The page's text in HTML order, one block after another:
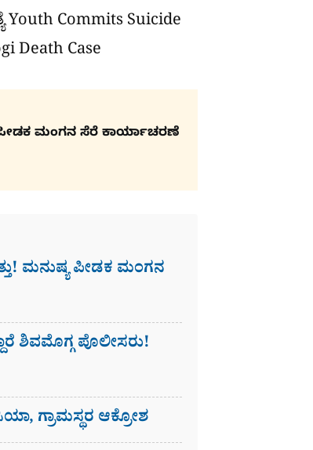
Commits Suicide
Death Case
ಮಂಗನ ಸೆರೆ ಕಾರ್ಯಾಚರಣೆ
ಮನುಷ್ಯ ಪೀಡಕ ಮಂಗನ
ಶಿವಮೊಗ್ಗ ಪೊಲೀಸರು!
ಗ್ರಾಮಸ್ಥರ ಆಕ್ರೋಶ